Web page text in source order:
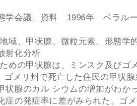
学会議」資料 1996年 ベラル
域、甲状腺、微粒元素、形態学
射化分析
めの甲状腺は、ミンスク及びゴ
ゴメリ州で死亡した住民の甲状
状腺のカル シウムの増加がわか
症の発症率に差がみられた。ゴ